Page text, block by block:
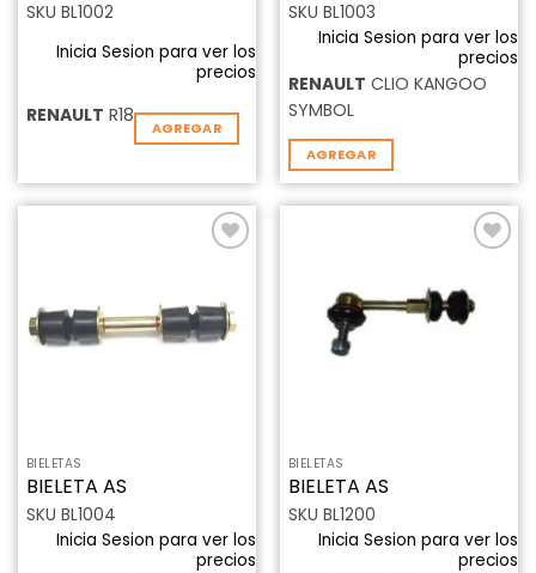
SKU BL1002
Inicia Sesion para ver los
precios
RENAULT R18
AGREGAR
SKU BL1003
Inicia Sesion para ver los
precios
RENAULT CLIO KANGOO
SYMBOL
AGREGAR
lista de
deseos
BIELETAS
BIELETA AS
SKU BL1004
Inicia Sesion para ver los
precios
lista de
deseos
BIELETAS
BIELETA AS
SKU BL1200
Inicia Sesion para ver los
precios